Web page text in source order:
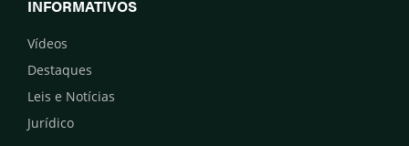
INFORMATIVOS
Vídeos
Destaques
Leis e Notícias
Jurídico